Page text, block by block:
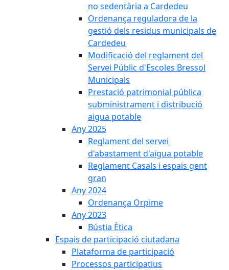
no sedentària a Cardedeu
Ordenança reguladora de la
gestió dels residus municipals de
Cardedeu
Modificació del reglament del
Servei Públic d'Escoles Bressol
Municipals
Prestació patrimonial pública
subministrament i distribució
aigua potable
Any 2025
Reglament del servei
d'abastament d'aigua potable
Reglament Casals i espais gent
gran
Any 2024
Ordenança Orpime
Any 2023
Bústia Ètica
Espais de participació ciutadana
Plataforma de participació
Processos participatius